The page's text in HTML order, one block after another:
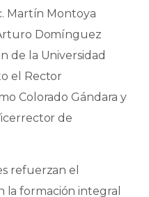
Martín Montoya
Domínguez
de la Universidad
el Rector
Colorado Gándara y
de
refuerzan el
la formación integral